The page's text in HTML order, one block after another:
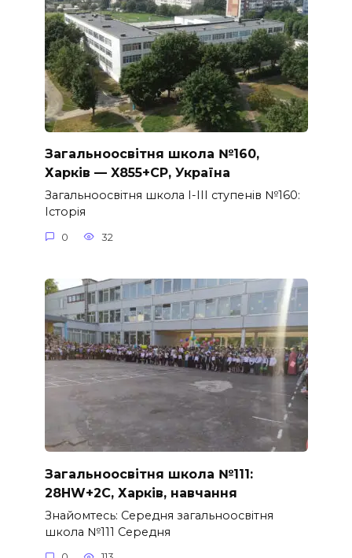
Загальноосвітня школа №160,
Харків — X855+CP, Україна
Загальноосвітня школа I-III ступенів №160:
Історія
0 32
Загальноосвітня школа №111:
28HW+2C, Харків, навчання
Знайомтесь: Середня загальноосвітня
школа №111 Середня